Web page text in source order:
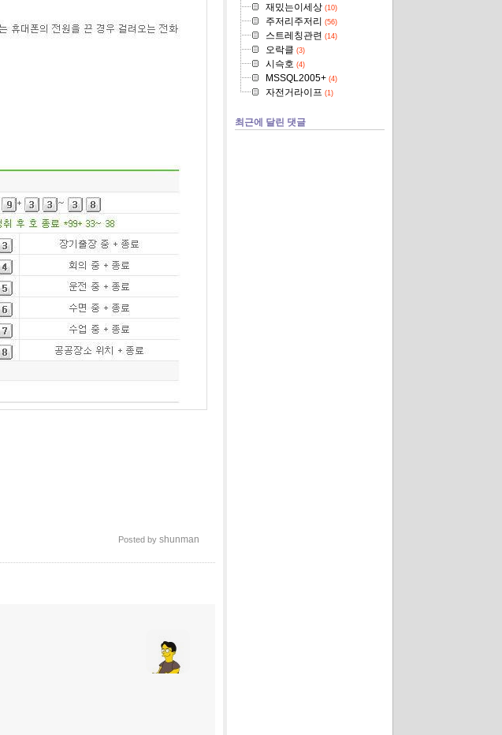
Posted by shunman
재밌는이세상(10)
주저리주저리 (56)
스트레칭관련 (14)
오락클 (3)
시슥호 (4)
MSSQL2005+(4)
자전거라이프 (1)
최근에 달린 댓글